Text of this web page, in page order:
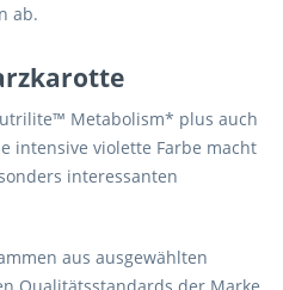
ab.
Metabolism* plus auch
intensive violette Farbe macht
interessanten
aus ausgewählten